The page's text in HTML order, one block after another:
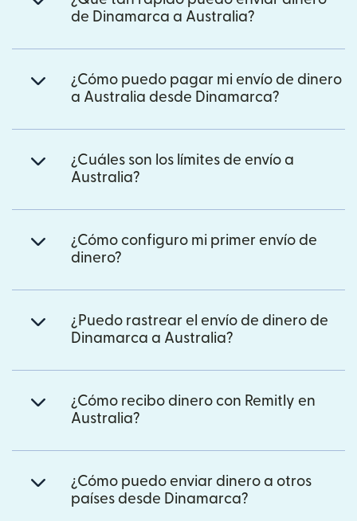
de Dinamarca a Australia?
¿Cómo puedo pagar mi envío de dinero
a Australia desde Dinamarca?
¿Cuáles son los límites de envío a
Australia?
¿Cómo configuro mi primer envío de
dinero?
¿Puedo rastrear el envío de dinero de
Dinamarca a Australia?
¿Cómo recibo dinero con Remitly en
Australia?
¿Cómo puedo enviar dinero a otros
países desde Dinamarca?